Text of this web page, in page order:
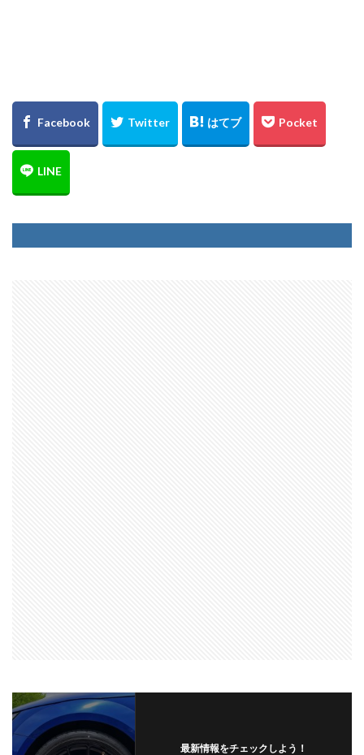
最新情報をチェックしよう！